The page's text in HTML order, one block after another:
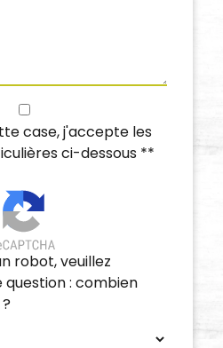
case, j'accepte les
ci-dessous **
robot, veuillez
: combien